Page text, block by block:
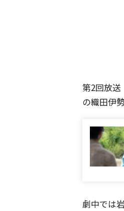
第2回放送
の織田伊
劇中では